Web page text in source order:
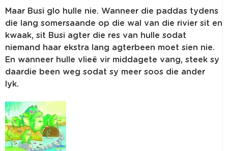
Maar Busi glo hulle nie. Wanneer die paddas tydens
die lang somersaande op die wal van die rivier sit en
kwaak, sit Busi agter die res van hulle sodat
niemand haar ekstra lang agterbeen moet sien nie.
En wanneer hulle vlieë vir middagete vang, steek sy
daardie been weg sodat sy meer soos die ander
lyk.